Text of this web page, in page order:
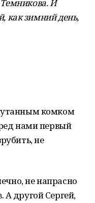
И
как зимний день,
комком
нами первый
не
не напрасно
другой Сергей,